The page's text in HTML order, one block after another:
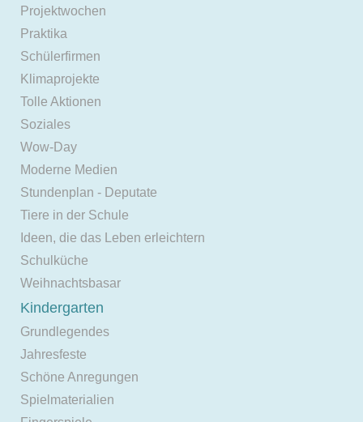
Projektwochen
Praktika
Schülerfirmen
Klimaprojekte
Tolle Aktionen
Soziales
Wow-Day
Moderne Medien
Stundenplan - Deputate
Tiere in der Schule
Ideen, die das Leben erleichtern
Schulküche
Weihnachtsbasar
Kindergarten
Grundlegendes
Jahresfeste
Schöne Anregungen
Spielmaterialien